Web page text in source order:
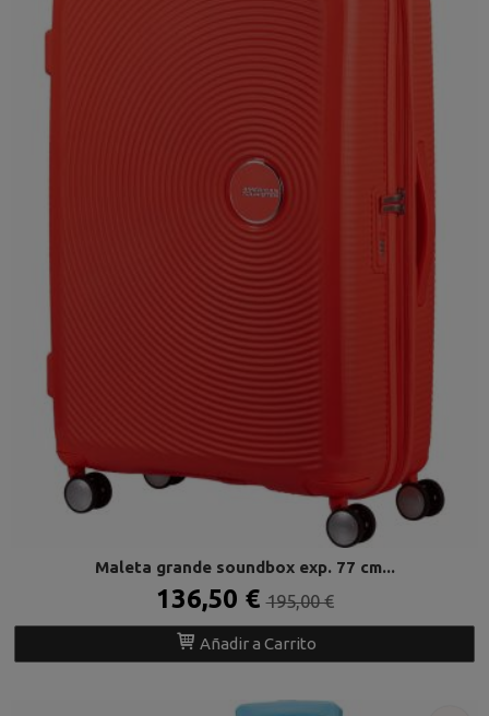
Maleta grande soundbox exp. 77 cm...
136,50 €195,00 €
Añadir a Carrito